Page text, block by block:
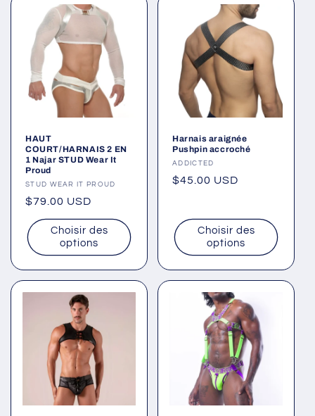
HAUT
COURT/HARNAIS 2 EN
1 Najar STUD Wear It
Proud
Fournisseur :
STUD WEAR IT PROUD
Prix
habituel
$79.00 USD
Choisir des
options
Harnais araignée
Pushpin accroché
Fournisseur :
ADDICTED
Prix
$45.00 USD
Choisir des
options